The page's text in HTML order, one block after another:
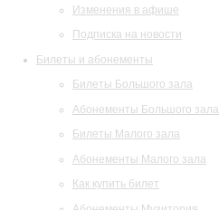
Изменения в афише
Подписка на новости
Билеты и абонементы
Билеты Большого зала
Абонементы Большого зала
Билеты Малого зала
Абонементы Малого зала
Как купить билет